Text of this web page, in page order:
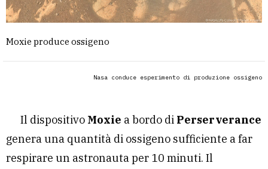
Moxie produce ossigeno
Nasa conduce esperimento di produzione ossigeno
Il dispositivo Moxie a bordo di Perserverance
genera una quantità di ossigeno sufficiente a far
respirare un astronauta per 10 minuti. Il